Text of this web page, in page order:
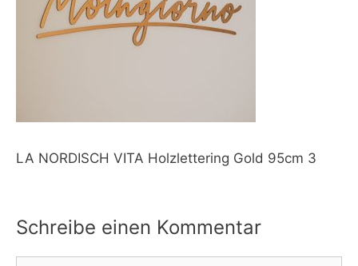
LA NORDISCH VITA Holzlettering Gold 95cm 3
Schreibe einen Kommentar